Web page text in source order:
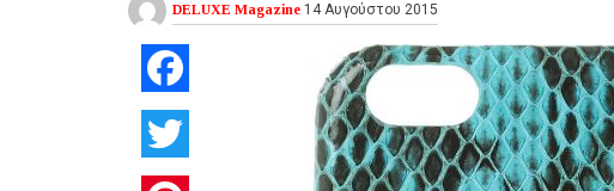
DELUXE Magazine 14 Αυγούστου 2015